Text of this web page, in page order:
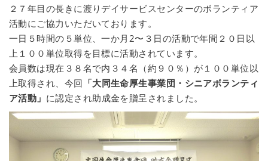
２７年目の長きに渡りデイサービスセンターのボランティア
活動にご協力いただいております。
一日５時間の５単位、一か月2〜３日の活動で年間２０日以
上１００単位取得を目標に活動されています。
会員数は現在３８名で内３４名（約９０％）が１００単位以
上取得され、今回 「大同生命厚生事業団・シニアボランティ
ア活動」 に認定され助成金を贈呈されました。